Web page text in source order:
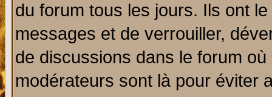
du forum tous les jours. Ils ont
messages et de verrouiller,
de discussions dans le forum
modérateurs sont là pour éviter